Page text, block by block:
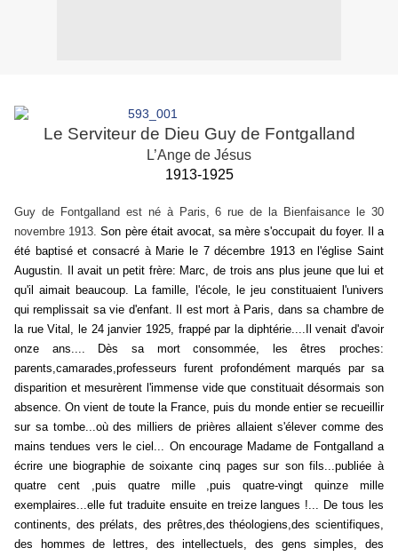
Le Serviteur de Dieu Guy de Fontgalland
L’Ange de Jésus
1913-1925
Guy de Fontgalland est né à Paris, 6 rue de la Bienfaisance le 30
novembre 1913.Son père était avocat, sa mère s'occupait du foyer. Il a
été baptisé et consacré à Marie le 7 décembre 1913 en l'église Saint
Augustin. Il avait un petit frère: Marc, de trois ans plus jeune que lui et
qu'il aimait beaucoup. La famille, l'école, le jeu constituaient l'univers
qui remplissait sa vie d'enfant. Il est mort à Paris, dans sa chambre de
la rue Vital, le 24 janvier 1925, frappé par la diphtérie....Il venait d'avoir
onze ans.... Dès sa mort consommée, les êtres proches:
parents,camarades,professeurs furent profondément marqués par sa
disparition et mesurèrent l'immense vide que constituait désormais son
absence. On vient de toute la France, puis du monde entier se recueillir
sur sa tombe...où des milliers de prières allaient s'élever comme des
mains tendues vers le ciel... On encourage Madame de Fontgalland a
écrire une biographie de soixante cinq pages sur son fils...publiée à
quatre cent ,puis quatre mille ,puis quatre-vingt quinze mille
exemplaires...elle fut traduite ensuite en treize langues !... De tous les
continents, des prélats, des prêtres,des théologiens,des scientifiques,
des hommes de lettres, des intellectuels, des gens simples, des